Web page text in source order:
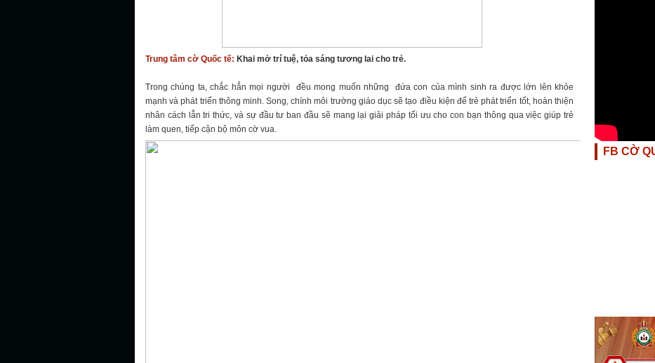
Trung tâm cờ Quốc tế: Khai mở trí tuệ, tỏa sáng tương lai cho trẻ.
Trong chúng ta, chắc hẳn mọi người đều mong muốn những đứa con của mình sinh ra được lớn lên khỏe
mạnh và phát triển thông minh. Song, chính môi trường giáo dục sẽ tạo điều kiện để trẻ phát triển tốt, hoàn thiện
nhân cách lẫn tri thức, và sự đầu tư ban đầu sẽ mang lại giải pháp tối ưu cho con bạn thông qua việc giúp trẻ
làm quen, tiếp cận bộ môn cờ vua.
FB CỜ